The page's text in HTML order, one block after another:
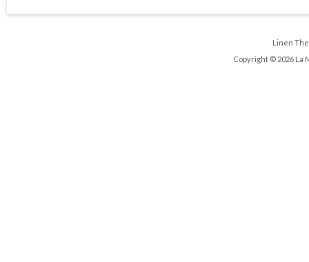
Linen
Copyright © 2026 La